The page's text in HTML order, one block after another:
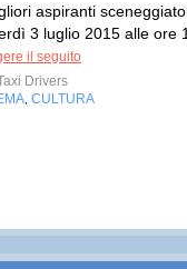
aspiranti
3 luglio 2015 alle ore
il seguito
Drivers
CULTURA